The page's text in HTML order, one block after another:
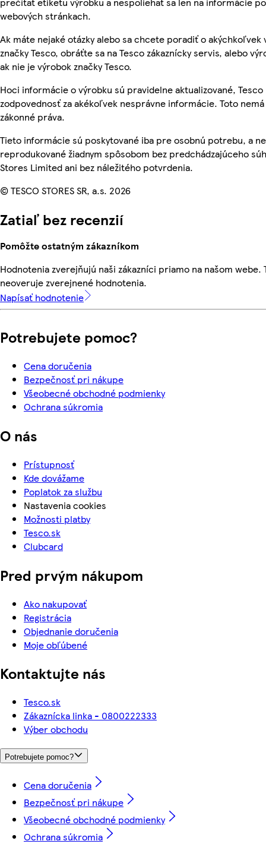
webových stránkach.
Ak máte nejaké otázky alebo sa chcete poradiť o akýchkoľvek
značky Tesco, obráťte sa na Tesco zákaznícky servis, alebo
ak nie je výrobok značky Tesco.
Hoci informácie o výrobku sú pravidelne aktualizované, Tesco
zodpovednosť za akékoľvek nesprávne informácie. Toto nemá
zákonné práva.
Tieto informácie sú poskytované iba pre osobnú potrebu, a
reprodukované žiadnym spôsobom bez predchádzajúceho
Stores Limited ani bez náležitého potvrdenia.
© TESCO STORES SR, a.s. 2026
Zatiaľ bez recenzií
Pomôžte ostatným zákazníkom
Hodnotenia zverejňujú naši zákazníci priamo na našom webe.
neoveruje zverejnené hodnotenia.
Napísať hodnotenie
Potrebujete pomoc?
Cena doručenia
Bezpečnosť pri nákupe
Všeobecné obchodné podmienky
Ochrana súkromia
O nás
Prístupnosť
Kde dovážame
Poplatok za službu
Nastavenia cookies
Možnosti platby
Tesco.sk
Clubcard
Pred prvým nákupom
Ako nakupovať
Registrácia
Objednanie doručenia
Moje obľúbené
Kontaktujte nás
Tesco.sk
Zákaznícka linka - 0800222333
Výber obchodu
Potrebujete pomoc?
Cena doručenia
Bezpečnosť pri nákupe
Všeobecné obchodné podmienky
Ochrana súkromia